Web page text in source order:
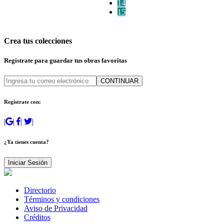
14
15
Crea tus colecciones
Regístrate para guardar tus obras favoritas
CONTINUAR
Regístrate con:
| | | |
¿Ya tienes cuenta?
Iniciar Sesión
Directorio
Términos y condiciones
Aviso de Privacidad
Créditos